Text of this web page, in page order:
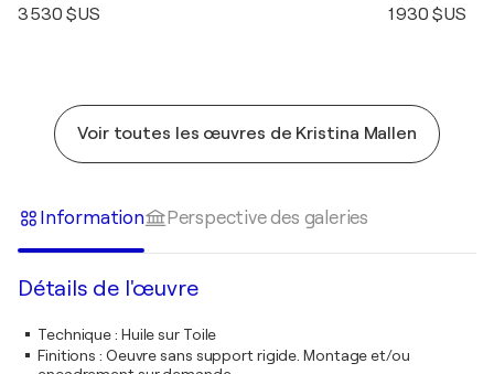
3 530 $US 1 930 $US
Voir toutes les œuvres de Kristina Mallen
Information Perspective des galeries
Détails de l'œuvre
Technique: Huile sur Toile
Finitions : Oeuvre sans support rigide. Montage et/ou